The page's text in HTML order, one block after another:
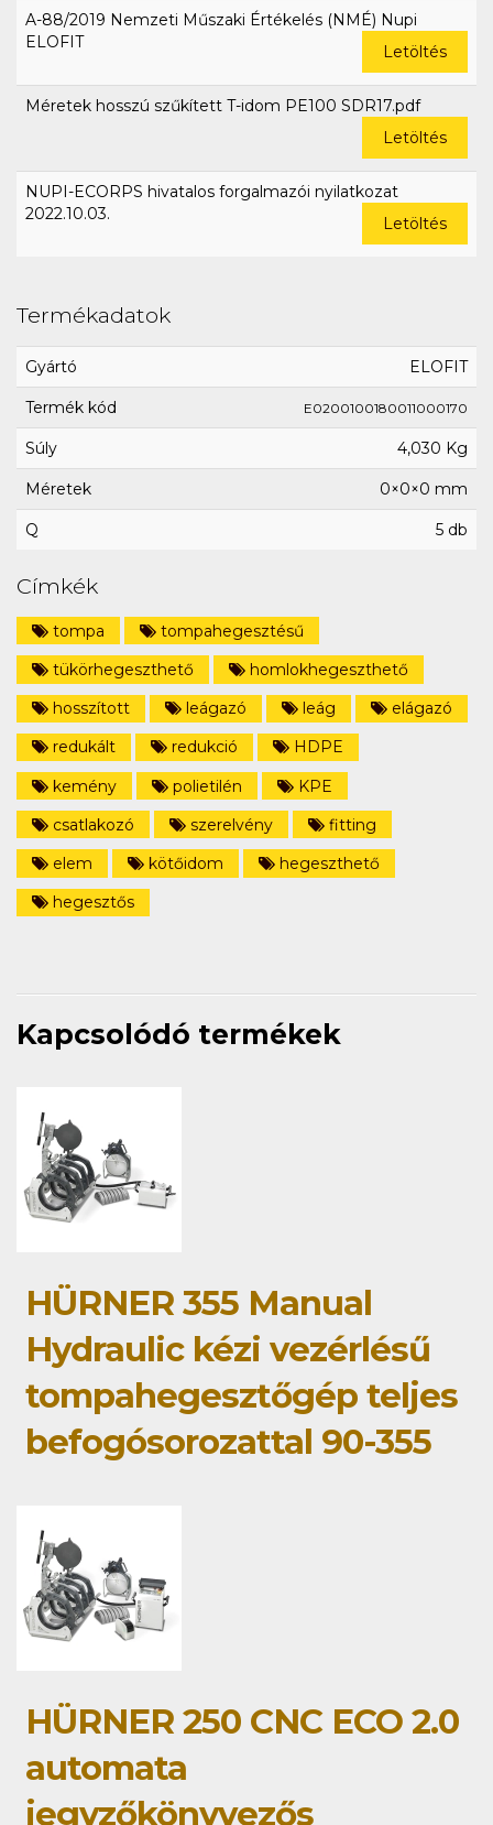
A-88/2019 Nemzeti Műszaki Értékelés (NMÉ) Nupi
ELOFIT
Letöltés
Méretek hosszú szűkített T-idom PE100 SDR17.pdf
Letöltés
NUPI-ECORPS hivatalos forgalmazói nyilatkozat
2022.10.03.
Letöltés
Termékadatok
Gyártó ELOFIT
Termék kód E0200100180011000170
Súly 4,030 Kg
Méretek 0×0×0 mm
Q 5 db
Címkék
tompa
tompahegesztésű
tükörhegeszthető
homlokhegeszthető
hosszított
leágazó leág
elágazó
redukált
redukció
HDPE
kemény
polietilén
KPE
csatlakozó
szerelvény
fitting
elem
kötőidom
hegeszthető
hegesztős
Kapcsolódó termékek
HÜRNER 355 Manual
Hydraulic kézi vezérlésű
tompahegesztőgép teljes
befogósorozattal 90-355
HÜRNER 250 CNC ECO 2.0
automata
jegyzőkönyvezős